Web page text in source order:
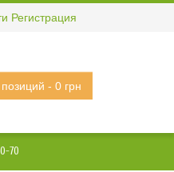
Регистрация
- 0 грн
70